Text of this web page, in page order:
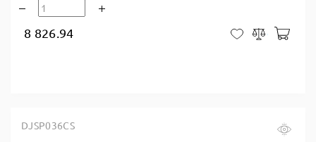
8 826.94 В закладки
Сравнить
DJSP036CS